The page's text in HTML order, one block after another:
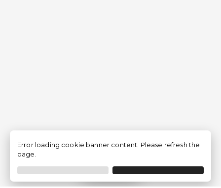
Filtrer
Error loading cookie banner content. Please refresh the
page.